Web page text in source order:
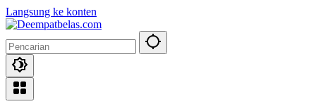
Langsung ke konten